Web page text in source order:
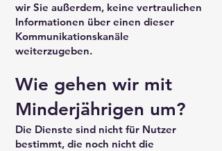
wir Sie außerdem, keine vertraulichen
Informationen über einen dieser
Kommunikationskanäle
weiterzugeben.
Wie gehen wir mit
Minderjährigen um?
Die Dienste sind nicht für Nutzer
bestimmt, die noch nicht die